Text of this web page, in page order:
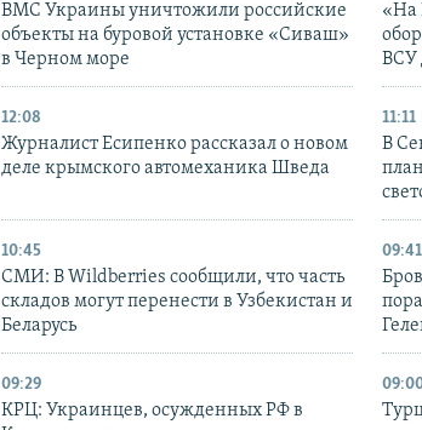
ВМС Украины уничтожили российские
объекты на буровой установке «Сиваш»
в Черном море
«На
ВСУ
12:08
Журналист Есипенко рассказал о новом
деле крымского автомеханика Шведа
11:11
В
10:45
СМИ: В Wildberries сообщили, что часть
складов могут перенести в Узбекистан и
Беларусь
09:41
09:29
КРЦ: Украинцев, осужденных РФ в